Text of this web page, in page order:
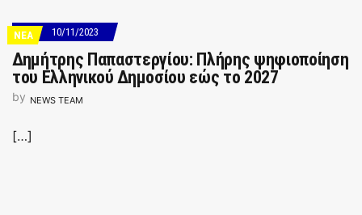
ΝΕΑ 10/11/2023
Δημήτρης Παπαστεργίου: Πλήρης ψηφιοποίηση
του Ελληνικού Δημοσίου εώς το 2027
by NEWS TEAM
[…]